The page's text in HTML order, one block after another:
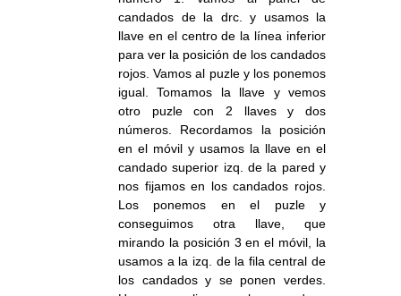
candados de la drc. y usamos la
llave en el centro de la línea inferior
para ver la posición de los candados
rojos. Vamos al puzle y los ponemos
igual. Tomamos la llave y vemos
otro puzle con 2 llaves y dos
números. Recordamos la posición
en el móvil y usamos la llave en el
candado superior izq. de la pared y
nos fijamos en los candados rojos.
Los ponemos en el puzle y
conseguimos otra llave, que
mirando la posición 3 en el móvil, la
usamos a la izq. de la fila central de
los candados y se ponen verdes.